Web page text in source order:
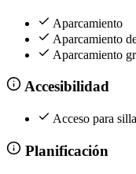
Aparcamiento
Aparcamiento
Aparcamiento
Accesibilidad
Acceso para
Planificación